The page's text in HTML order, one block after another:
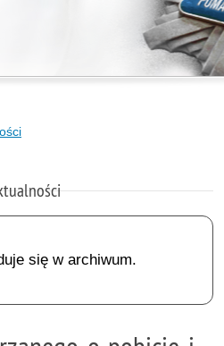
się w archiwum.